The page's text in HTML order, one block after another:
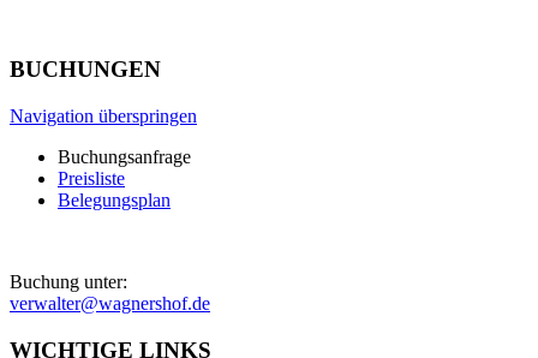
BUCHUNGEN
Navigation überspringen
Buchungsanfrage
Preisliste
Belegungsplan
Buchung unter:
verwalter@wagnershof.de
WICHTIGE LINKS